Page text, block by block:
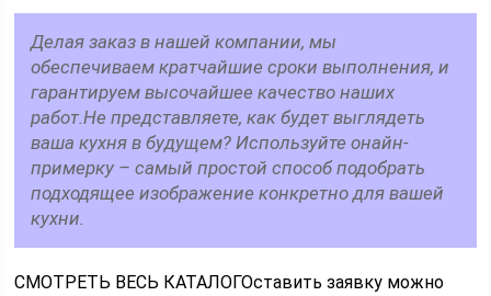
Делая заказ в нашей компании, мы
обеспечиваем кратчайшие сроки выполнения, и
гарантируем высочайшее качество наших
работ.Не представляете, как будет выглядеть
ваша кухня в будущем? Используйте онайн-
примерку – самый простой способ подобрать
подходящее изображение конкретно для вашей
кухни.
СМОТРЕТЬ ВЕСЬ КАТАЛОГОставить заявку можно